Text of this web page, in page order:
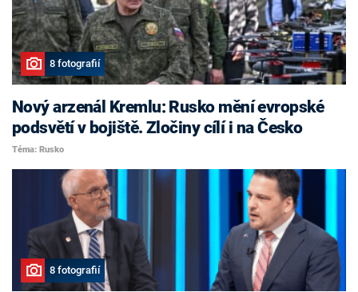
8 fotografií
Nový arzenál Kremlu: Rusko mění evropské
podsvětí v bojiště. Zločiny cílí i na Česko
Téma: Rusko
8 fotografií